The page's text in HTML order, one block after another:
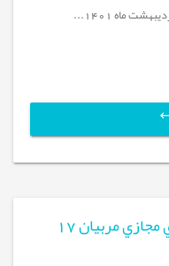
اطلاعيه شماره 2-1401 دوره هاي مجازي مربيان 17